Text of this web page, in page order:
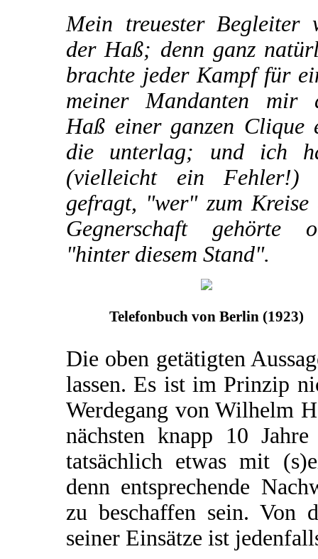
Mein treuester Begleiter
der Haß; denn ganz
brachte jeder Kampf für
meiner Mandanten mir
Haß einer ganzen Clique
die unterlag; und ich
(vielleicht ein Fehler!)
gefragt, "wer" zum Kreise
Gegnerschaft gehörte
"hinter diesem Stand".
Telefonbuch von Berlin (1923)
Die oben getätigten
lassen. Es ist im Prinzip
Werdegang von Wilhelm
nächsten knapp 10
tatsächlich etwas mit
denn entsprechende
zu beschaffen sein. Von
seiner Einsätze ist